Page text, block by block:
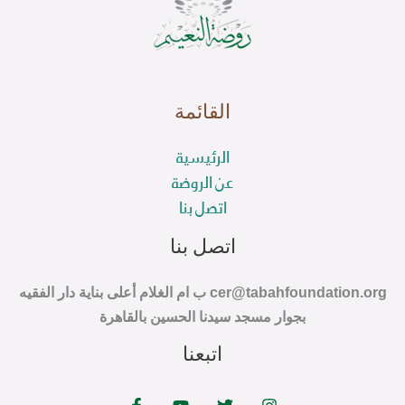
القائمة
الرئيسية
عن الروضة
اتصل بنا
اتصل بنا
cer@tabahfoundation.org ب ام الغلام أعلى بناية دار الفقيه
بجوار مسجد سيدنا الحسين بالقاهرة
اتبعنا